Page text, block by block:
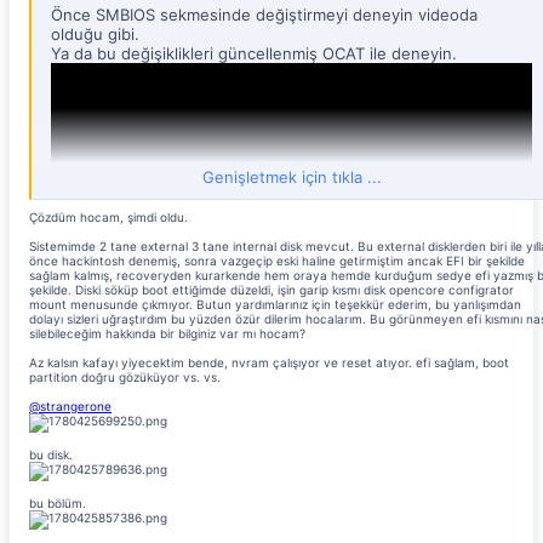
Önce SMBIOS sekmesinde değiştirmeyi deneyin videoda
olduğu gibi.
Ya da bu değişiklikleri güncellenmiş OCAT ile deneyin.
Genişletmek için tıkla ...
Çözdüm hocam, şimdi oldu.
Sistemimde 2 tane external 3 tane internal disk mevcut. Bu external disklerden biri ile
önce hackintosh denemiş, sonra vazgeçip eski haline getirmiştim ancak EFI bir şekilde
sağlam kalmış, recoveryden kurarkende hem oraya hemde kurduğum sedye efi yazmış
şekilde. Diski söküp boot ettiğimde düzeldi, işin garip kısmı disk opencore configrator
mount menusunde çıkmıyor. Butun yardımlarınız için teşekkür ederim, bu yanlışımdan
dolayı sizleri uğraştırdım bu yüzden özür dilerim hocalarım. Bu görünmeyen efi kısmını
silebileceğim hakkında bir bilginiz var mı hocam?
Az kalsın kafayı yiyecektim bende, nvram çalışıyor ve reset atıyor. efi sağlam, boot
partition doğru gözüküyor vs. vs.
@strangerone
bu disk.
bu bölüm.